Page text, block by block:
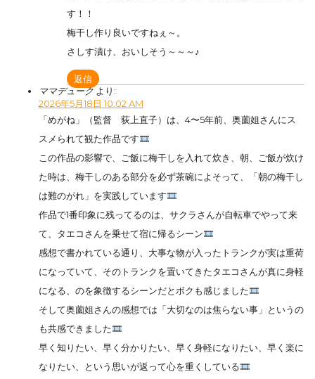
す！！
梅干し作り良いですねぇ～。
さしす漬け、おいしそう～～～♪
返信
ママデューク より:
2026年5月18日 10:02 AM
「めがね」（監督 荻上直子）は、4〜5年前、奥薗姐さんにス
スメられて観た作品です
この作品の影響で、ご飯に梅干しを入れて炊き、朝、ご飯が炊け
た時は、梅干しのある部分を必ず茶碗によそって、「朝の梅干し
は難のがれ」を実践しています
作品で1番印象に残ってるのは、サクラさんが自転車でやって来
て、タエコさんを乗せて宿に帰るシーン
感想で書かれている通り、大事な物が入ったトランクが実は重荷
になっていて、そのトランクを置いてきたタエコさんが真に身軽
になる、のを象徴するシーンだとボクも感じました
そして奥薗姐さんの感想では「大切なのは焦らない事」というの
も共感できました
早く知りたい、早く分かりたい、早く身軽になりたい、早く楽に
なりたい、という思いが返って心を重くしている